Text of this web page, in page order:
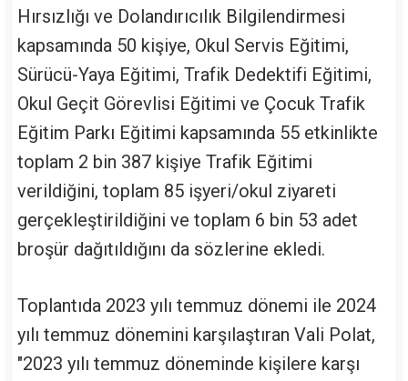
Hırsızlığı ve Dolandırıcılık Bilgilendirmesi
kapsamında 50 kişiye, Okul Servis Eğitimi,
Sürücü-Yaya Eğitimi, Trafik Dedektifi Eğitimi,
Okul Geçit Görevlisi Eğitimi ve Çocuk Trafik
Eğitim Parkı Eğitimi kapsamında 55 etkinlikte
toplam 2 bin 387 kişiye Trafik Eğitimi
verildiğini, toplam 85 işyeri/okul ziyareti
gerçekleştirildiğini ve toplam 6 bin 53 adet
broşür dağıtıldığını da sözlerine ekledi.
Toplantıda 2023 yılı temmuz dönemi ile 2024
yılı temmuz dönemini karşılaştıran Vali Polat,
"2023 yılı temmuz döneminde kişilere karşı